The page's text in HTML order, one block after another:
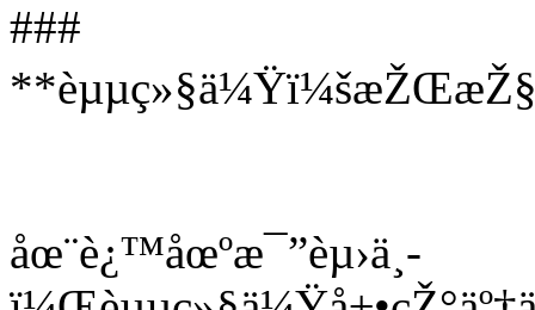
###
åœ¨è¿™åœºæ¯”èµ›ä¸­